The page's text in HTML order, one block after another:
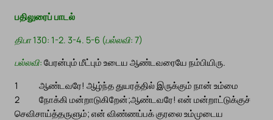
பதிலுரைப் பாடல்
திபா 130: 1-2. 3-4. 5-6 (பல்லவி: 7)
பல்லவி: பேரன்பும் மீட்பும் உடைய ஆண்டவரையே நம்பியிரு.
1
ஆண்டவரே! ஆழ்ந்த துயரத்தில் இருக்கும் நான் உம்மை
நோக்கி மன்றாடுகிறேன்;
2
ஆண்டவரே! என் மன்றாட்டுக்குச்
செவிசாய்த்தருளும்; என் விண்ணப்பக் குரலை உம்முடைய